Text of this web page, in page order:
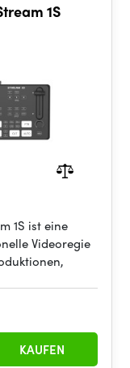
1S
1S ist eine
Videoregie
KAUFEN